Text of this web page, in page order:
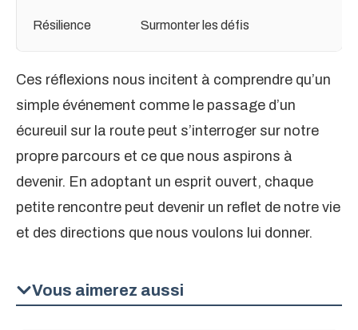
Résilience Surmonter les défis
Ces réflexions nous incitent à comprendre qu’un
simple événement comme le passage d’un
écureuil sur la route peut s’interroger sur notre
propre parcours et ce que nous aspirons à
devenir. En adoptant un esprit ouvert, chaque
petite rencontre peut devenir un reflet de notre vie
et des directions que nous voulons lui donner.
Vous aimerez aussi